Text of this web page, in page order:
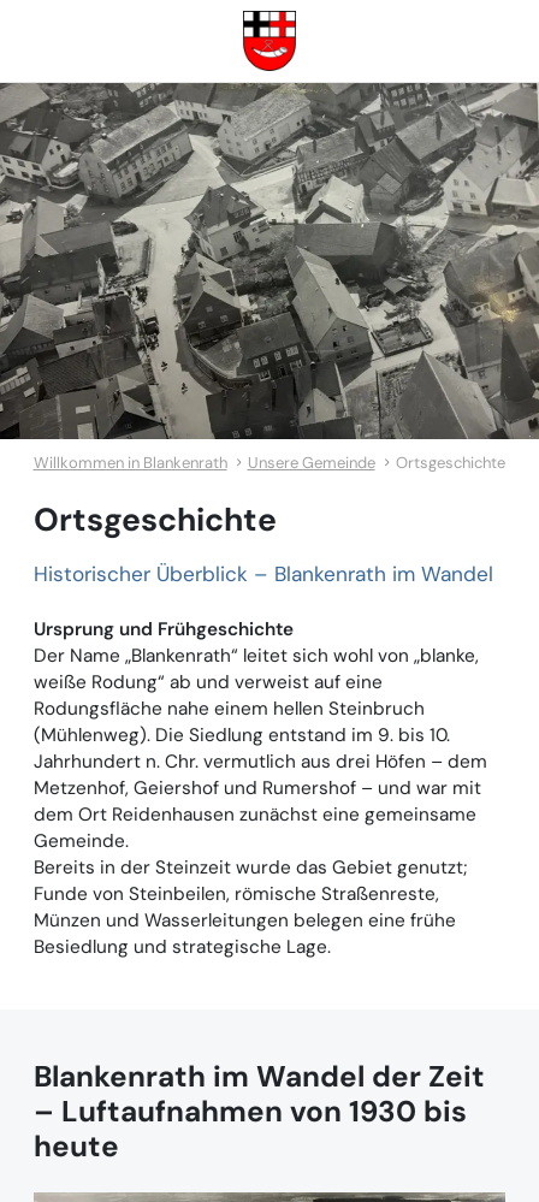
Willkommen in Blankenrath Unsere Gemeinde Ortsgeschichte
Ortsgeschichte
Historischer Überblick – Blankenrath im Wandel
Ursprung und Frühgeschichte
Der Name „Blankenrath“ leitet sich wohl von „blanke,
weiße Rodung“ ab und verweist auf eine
Rodungsfläche nahe einem hellen Steinbruch
(Mühlenweg). Die Siedlung entstand im 9. bis 10.
Jahrhundert n. Chr. vermutlich aus drei Höfen – dem
Metzenhof, Geiershof und Rumershof – und war mit
dem Ort Reidenhausen zunächst eine gemeinsame
Gemeinde.
Bereits in der Steinzeit wurde das Gebiet genutzt;
Funde von Steinbeilen, römische Straßenreste,
Münzen und Wasserleitungen belegen eine frühe
Besiedlung und strategische Lage.
Blankenrath im Wandel der Zeit
– Luftaufnahmen von 1930 bis
heute